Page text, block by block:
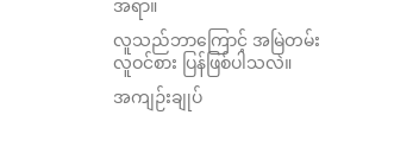
အရာ။
လူသည်ဘာကြောင့် အမြဲတမ်း
လူဝင်စား ပြန်ဖြစ်ပါသလဲ။
အကျဉ်းချုပ်